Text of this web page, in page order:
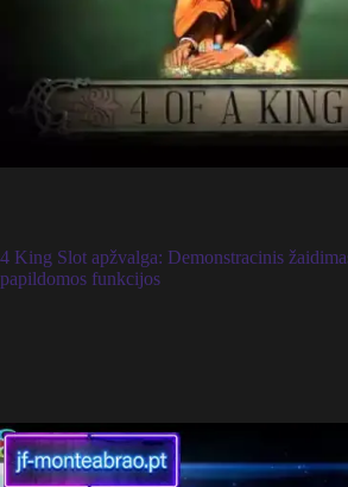
4 King Slot apžvalga: Demonstracinis
papildomos funkcijos